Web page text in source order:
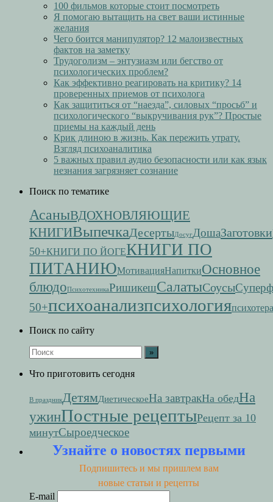
100 фильмов которые стоит посмотреть
Я помогаю вытащить на свет ваши истинные
желания
Чего боится манипулятор? 12 малоизвестных
фактов на заметку
Трудоголизм – энтузиазм или бегство от
психологических проблем?
Как эффективно реагировать на критику? 14
проверенных приемов от психолога
Как защититься от “наезда”, силовых “просьб” и
психологического “выкручивания рук”? Простые
приемы на каждый день
Крик длиною в жизнь. Как пережить утрату.
Взгляд психоаналитика
5 важных правил аудио безопасности или как язык
незнания загрязняет сознание
Поиск по тематике
АсаныВДОХНОВЛЯЮЩИЕ
КНИГИВыпечкаДесертыДосугДошаЗаготовки
50+КНИГИ ПО ЙОГЕКНИГИ ПО
ПИТАНИЮМотивацияНапиткиОсновное
блюдоПсихотехникаРишикешСалатыСоусы
50+психоанализпсихология
Поиск по сайту
Что приготовить сегодня
В праздникДетямДиетическоеНа завтракНа обедНа
ужинПостные рецептыРецепт за 10
минутСыроедческое
Узнайте о новостях первыми
Подпишитесь и мы пришлем вам
новые статьи и рецепты
E-mail